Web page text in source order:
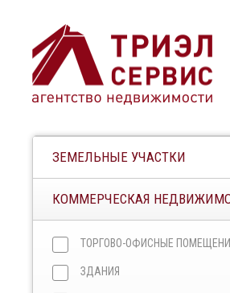
ЗЕМЕЛЬНЫЕ УЧАСТКИ
КОММЕРЧЕСКАЯ
ТОРГОВО-ОФИСНЫЕ
ЗДАНИЯ